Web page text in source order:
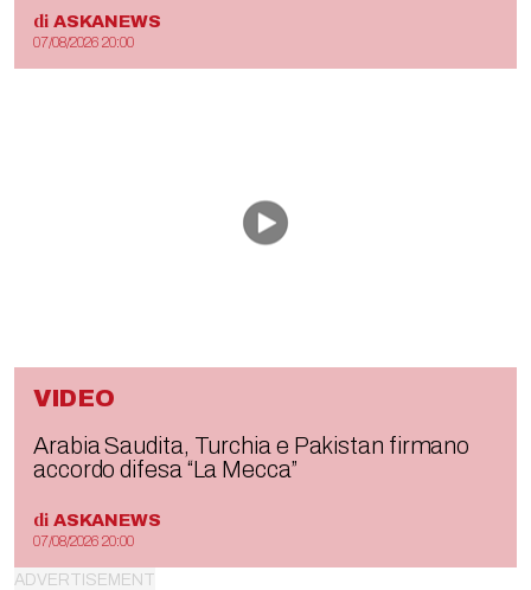
di ASKANEWS
07/08/2026 20:00
VIDEO
Arabia Saudita, Turchia e Pakistan firmano
accordo difesa “La Mecca”
di ASKANEWS
07/08/2026 20:00